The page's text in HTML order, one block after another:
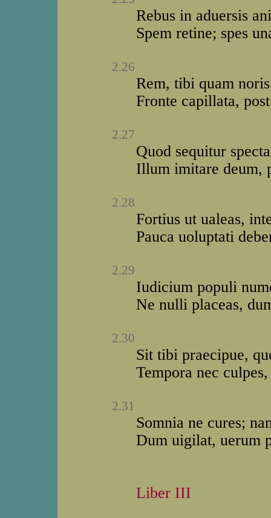
Rebus in aduersis
Spem retine; spes
2.26
Rem, tibi quam
Fronte capillata,
2.27
Quod sequitur
Illum imitare deum,
2.28
Fortius ut ualeas,
Pauca uoluptati
2.29
Iudicium populi
Ne nulli placeas,
2.30
Sit tibi praecipue,
Tempora nec
2.31
Somnia ne cures;
Dum uigilat, uerum
Liber III